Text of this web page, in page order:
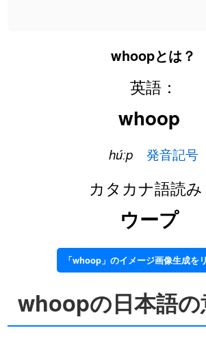
whoopとは？
英語：
whoop
húːp 発音記号
カタカナ語読み
ウープ
「whoop」のイメージ画像生成を
whoopの日本語の